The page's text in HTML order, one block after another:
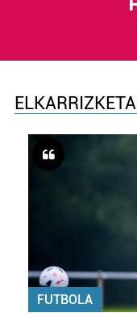
FUTBOLA